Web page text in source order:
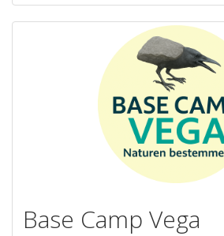
Base Camp Vega